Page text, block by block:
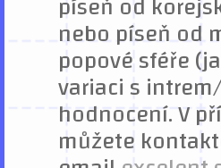
nebo píseň od
popové sféře
variaci s
hodnocení. V
můžete